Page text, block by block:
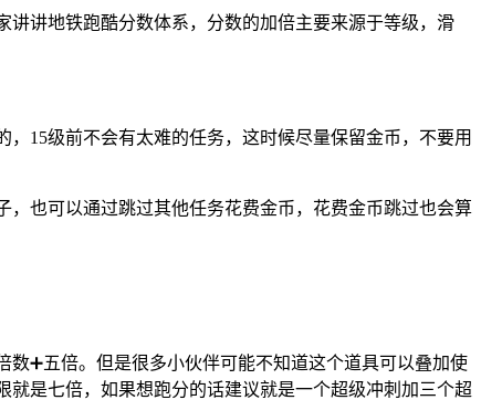
讲地铁跑酷分数体系，分数的加倍主要来源于等级，滑
15级前不会有太难的任务，这时候尽量保留金币，不要用
也可以通过跳过其他任务花费金币，花费金币跳过也会算
➕五倍。但是很多小伙伴可能不知道这个道具可以叠加使
是七倍，如果想跑分的话建议就是一个超级冲刺加三个超